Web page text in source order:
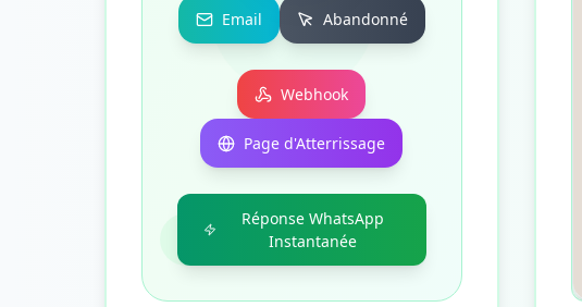
Email Abandonné
Webhook
Page d'Atterrissage
Réponse WhatsApp
Instantanée